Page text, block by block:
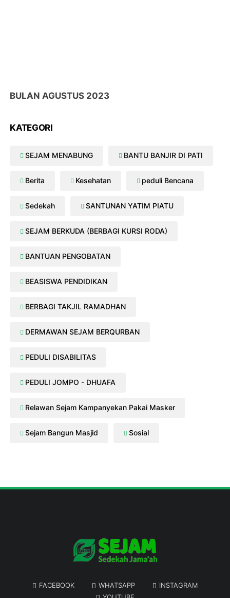
BULAN AGUSTUS 2023
13/08/2023 Aniq Alifi Rp. 500,700
13/08/2023 Mi Cen Rp. 50,000
KATEGORI
SEJAM MENABUNG BANTU BANJIR DI PATI
Berita Kesehatan peduli Bencana
Sedekah SANTUNAN YATIM PIATU
SEJAM BERKUDA (BERBAGI KURSI RODA)
BANTUAN PENGOBATAN
BEASISWA PENDIDIKAN
BERBAGI TAKJIL RAMADHAN
DERMAWAN SEJAM BERQURBAN
PEDULI DISABILITAS
PEDULI JOMPO - DHUAFA
Relawan Sejam Kampanyekan Pakai Masker
Sejam Bangun Masjid Sosial
FACEBOOK WHATSAPP
INSTAGRAM